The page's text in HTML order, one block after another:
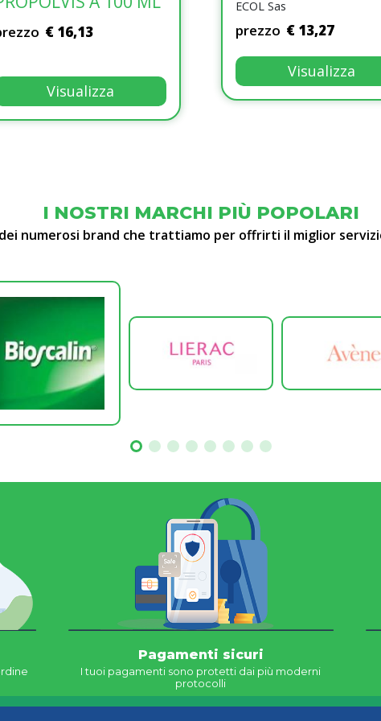
€ 16,13
Visualizza
Nalkein italia srl
prezzo € 12,66
Visualizza
ECOL Sas
prezzo € 13,27
Visualizza
I NOSTRI MARCHI PIÙ POPOLARI
numerosi brand che trattiamo per offrirti il miglior
Pagamenti sicuri
I tuoi pagamenti sono protetti dai più moderni
protocolli